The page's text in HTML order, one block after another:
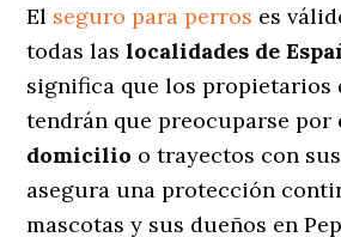
El seguro para perros es
todas laslocalidades de
significa que los propietarios
tendrán que preocuparse por
domicilio o trayectos con
asegura una protección
mascotas y sus dueños en